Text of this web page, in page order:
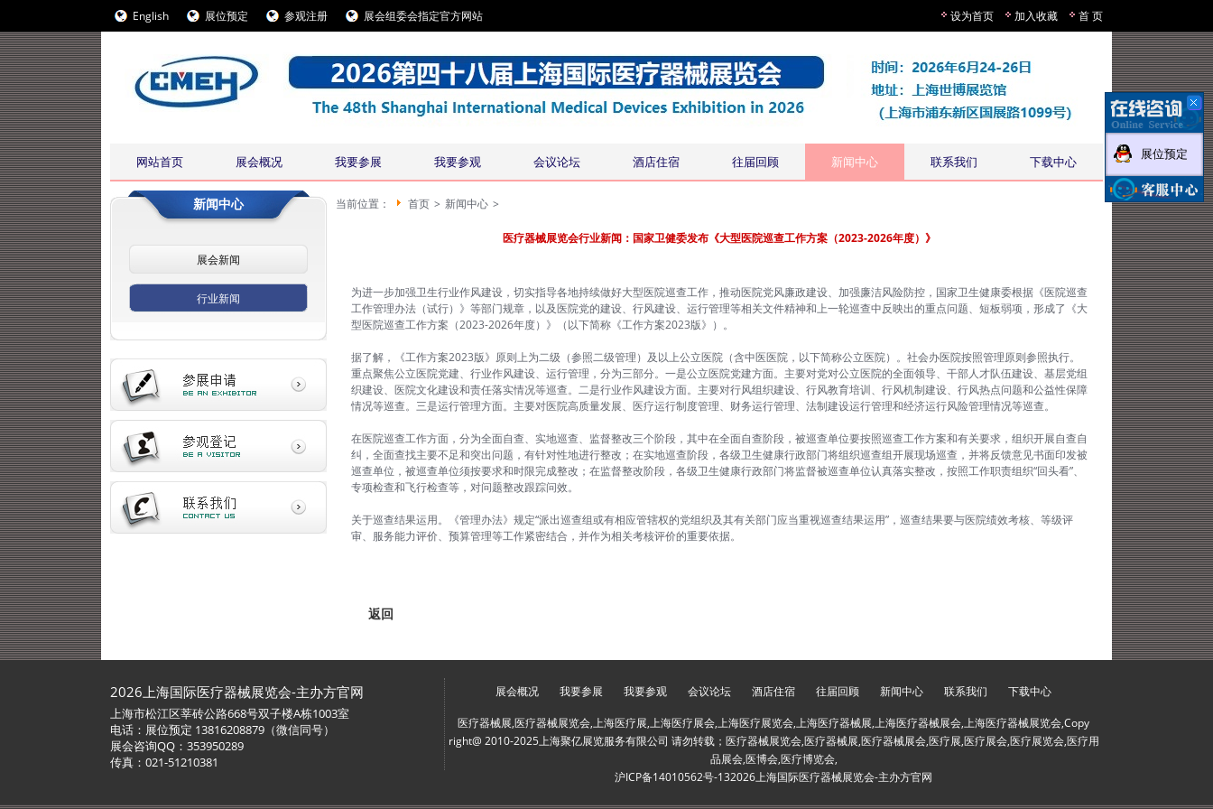
English 展位预定 参观注册 展会组委会指定官方网站 设为首页 加入收藏 首 页
网站首页 展会概况 我要参展 我要参观 会议论坛 酒店住宿 往届回顾 新闻中心 联系我们 下载中心
新闻中心
展会新闻
行业新闻
当前位置： 首页 > 新闻中心 >
医疗器械展览会行业新闻：国家卫健委发布《大型医院巡查工作方案（2023-2026年度）》
为进一步加强卫生行业作风建设，切实指导各地持续做好大型医院巡查工作，推动医院党风廉政建设、加强廉洁风险防控，国家卫生健康委根据《医院巡查
工作管理办法（试行）》等部门规章，以及医院党的建设、行风建设、运行管理等相关文件精神和上一轮巡查中反映出的重点问题、短板弱项，形成了《大
型医院巡查工作方案（2023-2026年度）》（以下简称《工作方案2023版》）。
据了解，《工作方案2023版》原则上为二级（参照二级管理）及以上公立医院（含中医医院，以下简称公立医院）。社会办医院按照管理原则参照执行。
重点聚焦公立医院党建、行业作风建设、运行管理，分为三部分。一是公立医院党建方面。主要对党对公立医院的全面领导、干部人才队伍建设、基层党组
织建设、医院文化建设和责任落实情况等巡查。二是行业作风建设方面。主要对行风组织建设、行风教育培训、行风机制建设、行风热点问题和公益性保障
情况等巡查。三是运行管理方面。主要对医院高质量发展、医疗运行制度管理、财务运行管理、法制建设运行管理和经济运行风险管理情况等巡查。
在医院巡查工作方面，分为全面自查、实地巡查、监督整改三个阶段，其中在全面自查阶段，被巡查单位要按照巡查工作方案和有关要求，组织开展自查自
纠，全面查找主要不足和突出问题，有针对性地进行整改；在实地巡查阶段，各级卫生健康行政部门将组织巡查组开展现场巡查，并将反馈意见书面印发被
巡查单位，被巡查单位须按要求和时限完成整改；在监督整改阶段，各级卫生健康行政部门将监督被巡查单位认真落实整改，按照工作职责组织“回头看”、
专项检查和飞行检查等，对问题整改跟踪问效。
关于巡查结果运用。《管理办法》规定“派出巡查组或有相应管辖权的党组织及其有关部门应当重视巡查结果运用”，巡查结果要与医院绩效考核、等级评
审、服务能力评价、预算管理等工作紧密结合，并作为相关考核评价的重要依据。
返回
2026上海国际医疗器械展览会-主办方官网
上海市松江区莘砖公路668号双子楼A栋1003室
电话：展位预定 13816208879（微信同号）
展会咨询QQ：353950289
传真：021-51210381
展会概况 我要参展 我要参观 会议论坛 酒店住宿 往届回顾 新闻中心 联系我们 下载中心
医疗器械展,医疗器械展览会,上海医疗展,上海医疗展会,上海医疗展览会,上海医疗器械展,上海医疗器械展会,上海医疗器械展览会,Copy
right@ 2010-2025上海聚亿展览服务有限公司 请勿转载；医疗器械展览会,医疗器械展,医疗器械展会,医疗展,医疗展会,医疗展览会,医疗用
品展会,医博会,医疗博览会,
沪ICP备14010562号-132026上海国际医疗器械展览会-主办方官网
展位预定